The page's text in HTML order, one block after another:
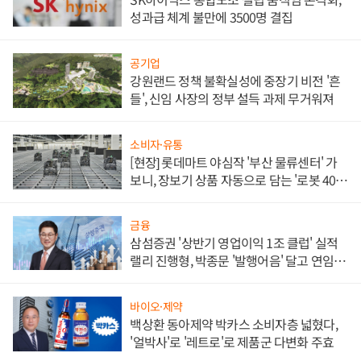
성과급 체계 불만에 3500명 결집
공기업
강원랜드 정책 불확실성에 중장기 비전 '흔
들', 신임 사장의 정부 설득 과제 무거워져
소비자·유통
[현장] 롯데마트 야심작 '부산 물류센터' 가
보니, 장보기 상품 자동으로 담는 '로봇 400
금융
삼섬증권 '상반기 영업이익 1조 클럽' 실적
랠리 진행형, 박종문 '발행어음' 달고 연임 향
바이오·제약
백상환 동아제약 박카스 소비자층 넓혔다,
'얼박사'로 '레트로'로 제품군 다변화 주효